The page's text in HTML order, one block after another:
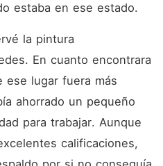
estaba en ese estado.
la pintura
En cuanto encontrara
ese lugar fuera más
ahorrado un pequeño
para trabajar. Aunque
calificaciones,